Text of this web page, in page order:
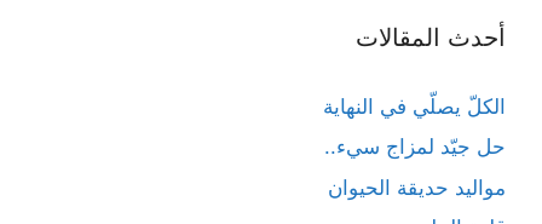
أحدث المقالات
الكلّ يصلّي في النهاية
حل جيّد لمزاج سيء..
مواليد حديقة الحيوان